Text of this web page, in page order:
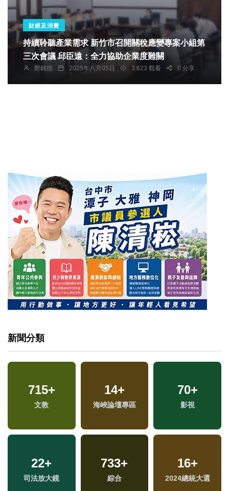
財經及消費
持續聆聽產業需求 新竹市召開關稅應變專案小組第
三次會議 邱臣遠：全力協助企業度難關
鄭銘德 2025年八月05日 3,623 觀看 0 分享
新聞分類
715+
文教
14+
海峽論壇專區
70+
影視
22+
司法放大鏡
733+
綜合
16+
2024總統大選